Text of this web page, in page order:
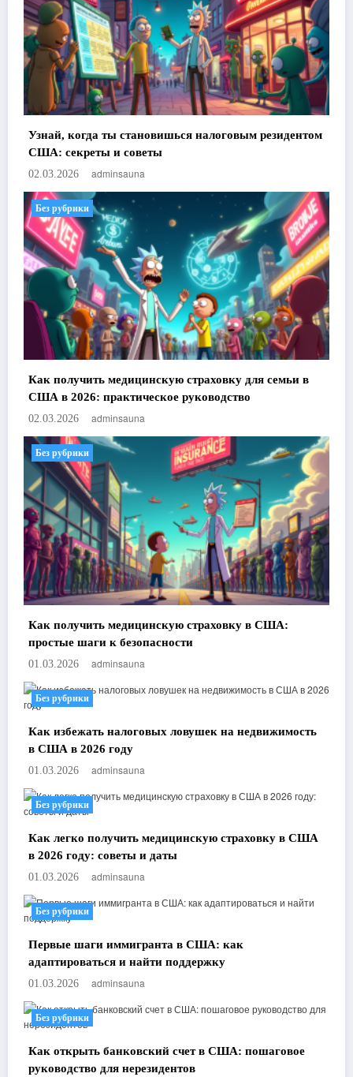
Узнай, когда ты становишься налоговым резидентом
США: секреты и советы
02.03.2026 adminsauna
Без рубрики
Как получить медицинскую страховку для семьи в
США в 2026: практическое руководство
02.03.2026 adminsauna
Без рубрики
Как получить медицинскую страховку в США:
простые шаги к безопасности
01.03.2026 adminsauna
Без рубрики
Как избежать налоговых ловушек на недвижимость
в США в 2026 году
01.03.2026 adminsauna
Без рубрики
Как легко получить медицинскую страховку в США
в 2026 году: советы и даты
01.03.2026 adminsauna
Без рубрики
Первые шаги иммигранта в США: как
адаптироваться и найти поддержку
01.03.2026 adminsauna
Без рубрики
Как открыть банковский счет в США: пошаговое
руководство для нерезидентов